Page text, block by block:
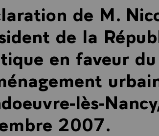
de M.
de la
en faveur
lès-
2007.